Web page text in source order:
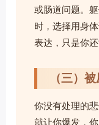
或肠道问题。
时，选择用身
表达，只是你
（三）
你没有处理的
就让你爆发，